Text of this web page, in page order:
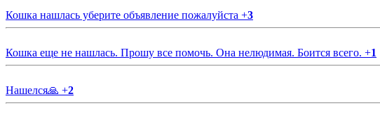
Кошка нашлась уберите объявление пожалуйста +3
Кошка еще не нашлась. Прошу все помочь. Она нелюдимая. Боится всего. +1
Нашелся🙏 +2